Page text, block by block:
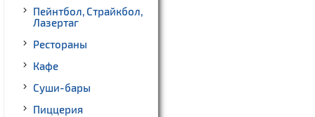
Пейнтбол, Страйкбол,
Лазертаг
Рестораны
Кафе
Суши-бары
Пиццерия